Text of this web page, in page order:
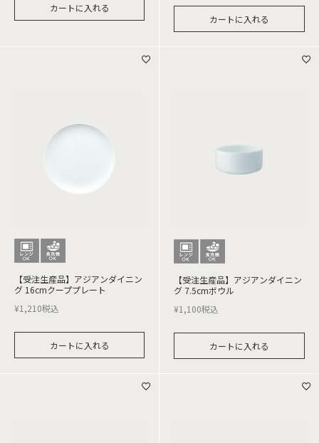
カートに入れる
カートに入れる
【受注生産品】アジアンダイニン
グ 16cmクーププレート
¥1,210税込
カートに入れる
【受注生産品】アジアンダイニン
グ 7.5cmボウル
¥1,100税込
カートに入れる